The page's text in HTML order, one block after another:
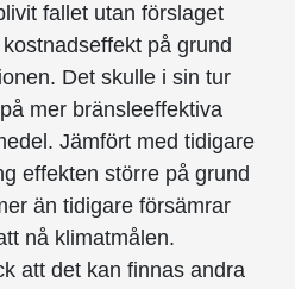
fallet utan förslaget
på grund
Det skulle i sin tur
mer bränsleeffektiva
Jämfört med tidigare
effekten större på grund
än tidigare försämrar
nå klimatmålen.
att det kan finnas andra